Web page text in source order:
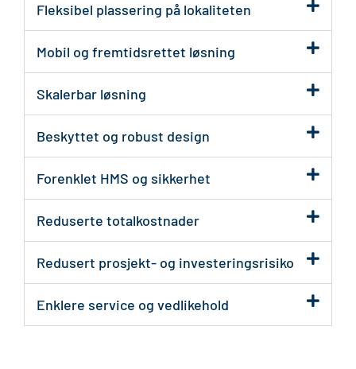
Fleksibel plassering på lokaliteten
Mobil og fremtidsrettet løsning
Skalerbar løsning
Beskyttet og robust design
Forenklet HMS og sikkerhet
Reduserte totalkostnader
Redusert prosjekt- og investeringsrisiko
Enklere service og vedlikehold